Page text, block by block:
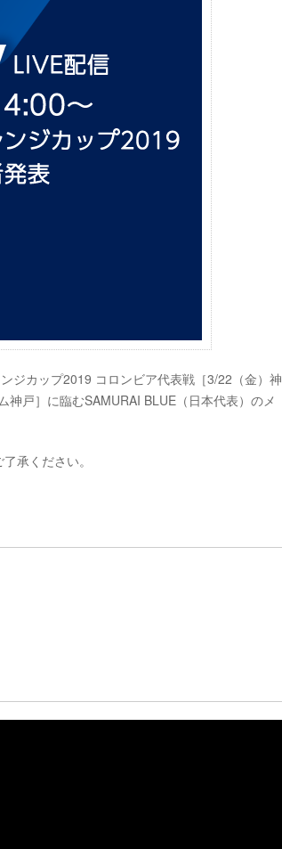
ジカップ2019 コロンビア代表戦［3/22（金）神
戸］に臨むSAMURAI BLUE（日本代表）のメ
承ください。